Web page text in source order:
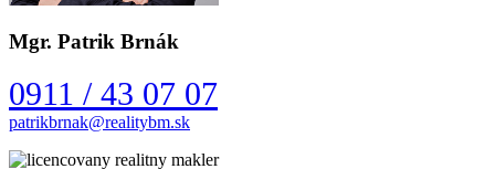
Mgr. Patrik Brnák
0911 / 43 07 07